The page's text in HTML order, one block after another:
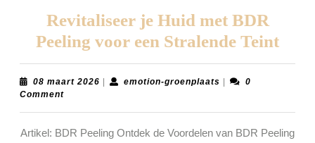
Revitaliseer je Huid met BDR
Peeling voor een Stralende Teint
je
BDR
08 maart 2026 08
| emotion-groenplaatsemotion-
|
0
Comment
Artikel: BDR Peeling Ontdek de Voordelen van BDR Peeling